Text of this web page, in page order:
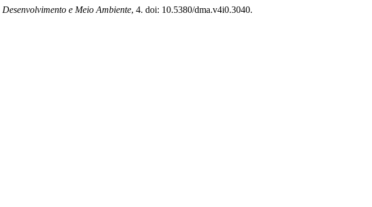
Desenvolvimento e Meio Ambiente, 4. doi: 10.5380/dma.v4i0.3040.